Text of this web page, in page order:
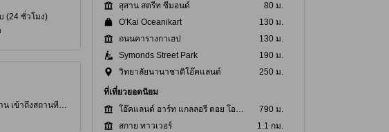
(24 ชั่วโมง)
เข้าถึงสถานที่
ระเบียง/ชาน
สุสาน สตรีท ซีมอนด์
80 ม.
O'Kai Oceanikart
130 ม.
ถนนคารางกาเฮป
130 ม.
Symonds Street Park
190 ม.
วิทยาลัยนานาชาติโอ๊คแลนด์
250 ม.
ที่เที่ยวยอดนิยม
โอ๊คแลนด์ อาร์ท แกลลอรี ตอย โอ ทามากิ
790 ม.
สกาย ทาวเวอร์
1.1 กม.